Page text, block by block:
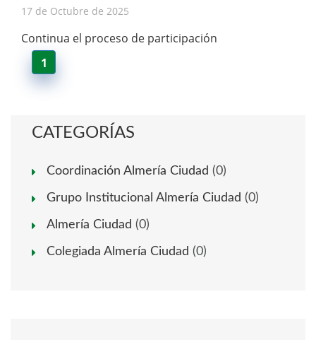
17 de Octubre de 2025
Continua el proceso de participación
1
CATEGORÍAS
Coordinación Almería Ciudad (0)
Grupo Institucional Almería Ciudad (0)
Almería Ciudad (0)
Colegiada Almería Ciudad (0)